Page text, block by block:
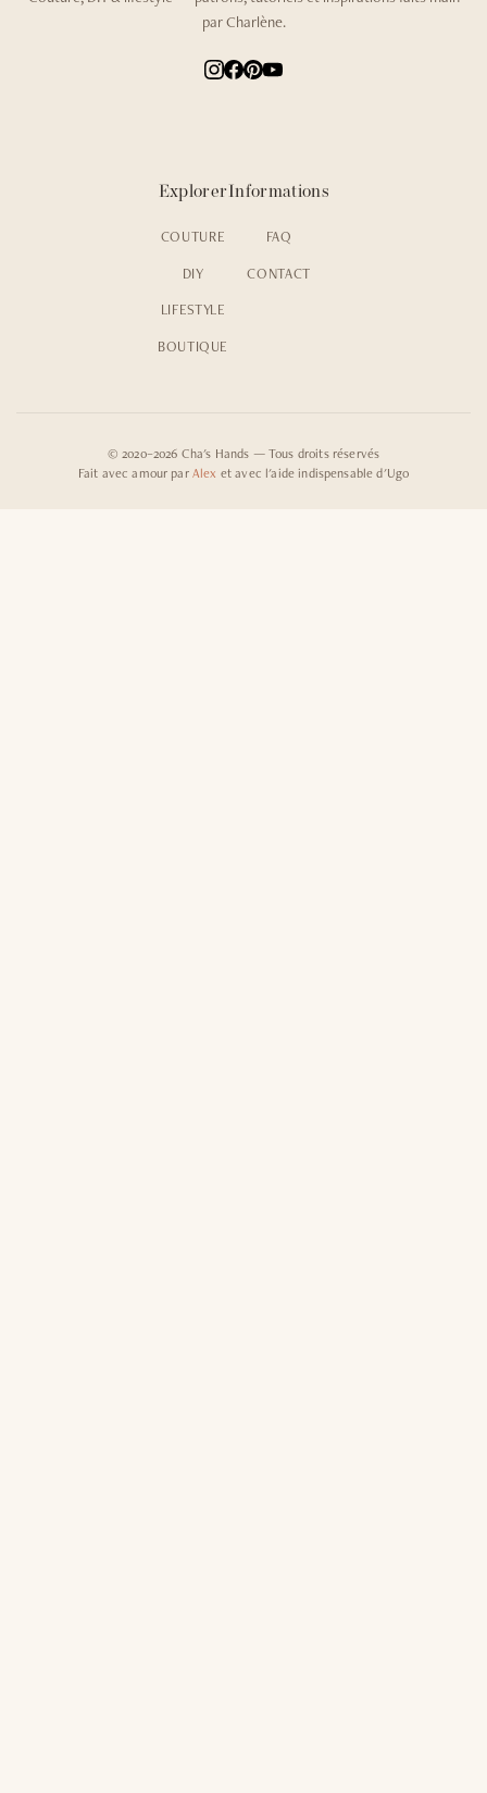
par Charlène.
Explorer
COUTURE
DIY
LIFESTYLE
BOUTIQUE
Informations
FAQ
CONTACT
© 2020–2026 Cha's Hands — Tous droits réservés
Fait avec amour par Alex et avec l'aide indispensable d'Ugo